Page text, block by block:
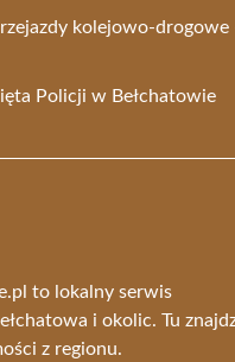
kolejowo-
Policji w Bełchatowie
to lokalny serwis
i okolic. Tu
z regionu.